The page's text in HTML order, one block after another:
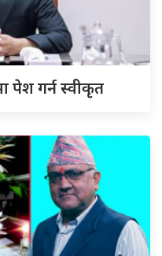
पेश गर्न स्वीकृत